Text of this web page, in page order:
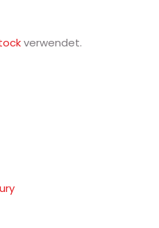
verwendet.